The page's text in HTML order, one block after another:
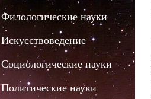
Филологические науки
Искусствоведение
Социологические науки
Политические науки